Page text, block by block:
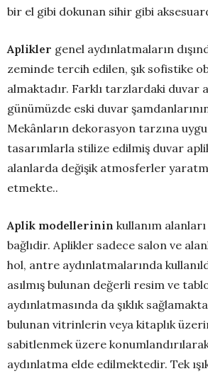
bir el gibi dokunan sihir gibi
Aplikler genel aydınlatmaların
zeminde tercih edilen, şık sofistike
almaktadır. Farklı tarzlardaki duvar
günümüzde eski duvar
Mekânların dekorasyon tarzına
tasarımlarla stilize edilmiş duvar
alanlarda değişik atmosferler
etmekte..
Aplik modellerinin kullanım
bağlıdir. Aplikler sadece salon ve
hol, antre aydınlatmalarında
asılmış bulunan değerli resim ve
aydınlatmasında da şıklık
bulunan vitrinlerin veya kitaplık
sabitlenmek üzere
aydınlatma elde edilmektedir. Tek